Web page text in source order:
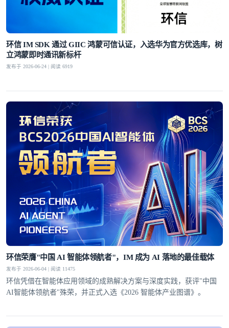
环信 IM SDK 通过 GIIC 鸿蒙可信认证，入选华为官方优选库，树
立鸿蒙即时通讯新标杆
发布于 2026-06-24 | 阅读 6919
环信荣膺"中国 AI 智能体领航者"，IM 成为 AI 落地的最佳载体
发布于 2026-06-04 | 阅读 11475
环信凭借在智能体应用领域的成熟解决方案与深度实践，获评"中国
AI智能体领航者"殊荣，并正式入选《2026 智能体产业图谱》。